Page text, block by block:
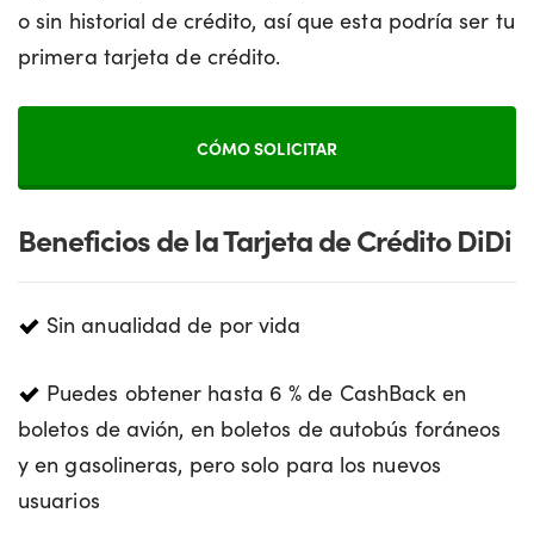
o sin historial de crédito, así que esta podría ser tu
primera tarjeta de crédito.
CÓMO SOLICITAR
Beneficios de la Tarjeta de Crédito DiDi
Sin anualidad de por vida
Puedes obtener hasta 6 % de CashBack en
boletos de avión, en boletos de autobús foráneos
y en gasolineras, pero solo para los nuevos
usuarios